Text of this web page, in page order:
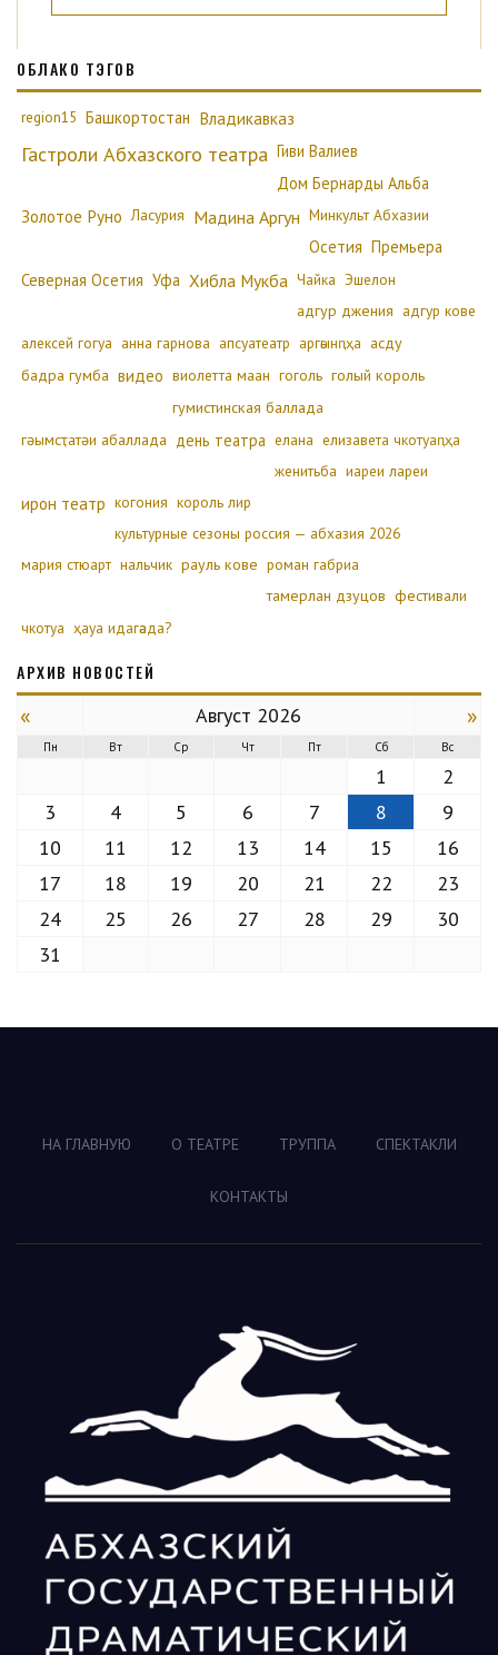
ОБЛАКО ТЭГОВ
region15 Башкортостан Владикавказ
Гастроли Абхазского театра Гиви Валиев
Дом Бернарды Альба
Золотое Руно Ласурия Мадина Аргун Минкульт Абхазии
Осетия Премьера
Северная Осетия Уфа Хибла Мукба Чайка Эшелон
адгур джения адгур кове
алексей гогуа анна гарнова апсуатеатр аргәынԥҳа асду
бадра гумба видео виолетта маан гоголь голый король
гумистинская баллада
гәымсҭатәи абаллада день театра елана елизавета чкотуаԥҳа
женитьба иареи лареи
ирон театр когония король лир
культурные сезоны россия — абхазия 2026
мария стюарт нальчик рауль кове роман габриа
тамерлан дзуцов фестивали
чкотуа ҳауа идагәада?
АРХИВ НОВОСТЕЙ
« Август 2026 »
Пн Вт Ср Чт Пт Сб Вс
1
2
3
4 5 6 7 8
9
10
11 12 13 14 15
16
17
18 19 20 21 22
23
24
25 26 27 28 29
30
31
НА ГЛАВНУЮ О ТЕАТРЕ ТРУППА СПЕКТАКЛИ
КОНТАКТЫ